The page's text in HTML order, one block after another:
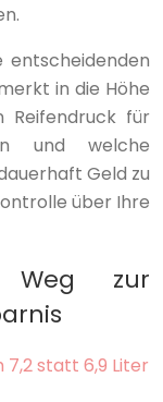
entscheidenden
in die Höhe
Reifendruck für
und welche
Geld zu
über Ihre
Weg zur
statt 6,9 Liter